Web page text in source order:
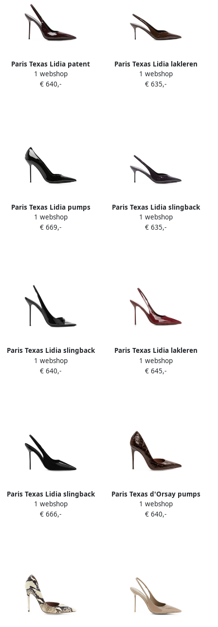
Paris Texas Lidia patent
slingback pumps Bruin
1 webshop
€ 640,-
Paris Texas Lidia lakleren
slingback pumps Bruin
1 webshop
€ 635,-
Paris Texas Lidia pumps
met puntige neus en
gelakte afwerking Zwart
1 webshop
€ 669,-
Paris Texas Lidia slingback
pumps met gelakte
afwerking Paars
1 webshop
€ 635,-
Paris Texas Lidia slingback
sandalen Zwart
1 webshop
€ 640,-
Paris Texas Lidia lakleren
pumps Rood
1 webshop
€ 645,-
Paris Texas Lidia slingback
pumps Zwart
1 webshop
€ 666,-
Paris Texas d'Orsay pumps
met krokodillen-reliëf Bruin
1 webshop
€ 640,-